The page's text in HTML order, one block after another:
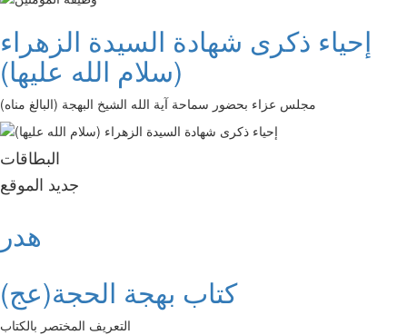
إحياء ذكرى شهادة السيدة الزهراء
(سلام الله عليها)
مجلس عزاء بحضور سماحة آية الله الشيخ البهجة (البالغ مناه)
البطاقات
جديد الموقع
هدر
كتاب بهجة الحجة(عج)
التعريف المختصر بالكتاب